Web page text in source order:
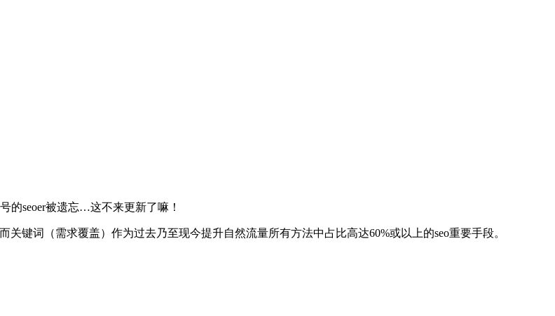
的seoer被遗忘…这不来更新了嘛！
键词（需求覆盖）作为过去乃至现今提升自然流量所有方法中占比高达60%或以上的seo重要手段。